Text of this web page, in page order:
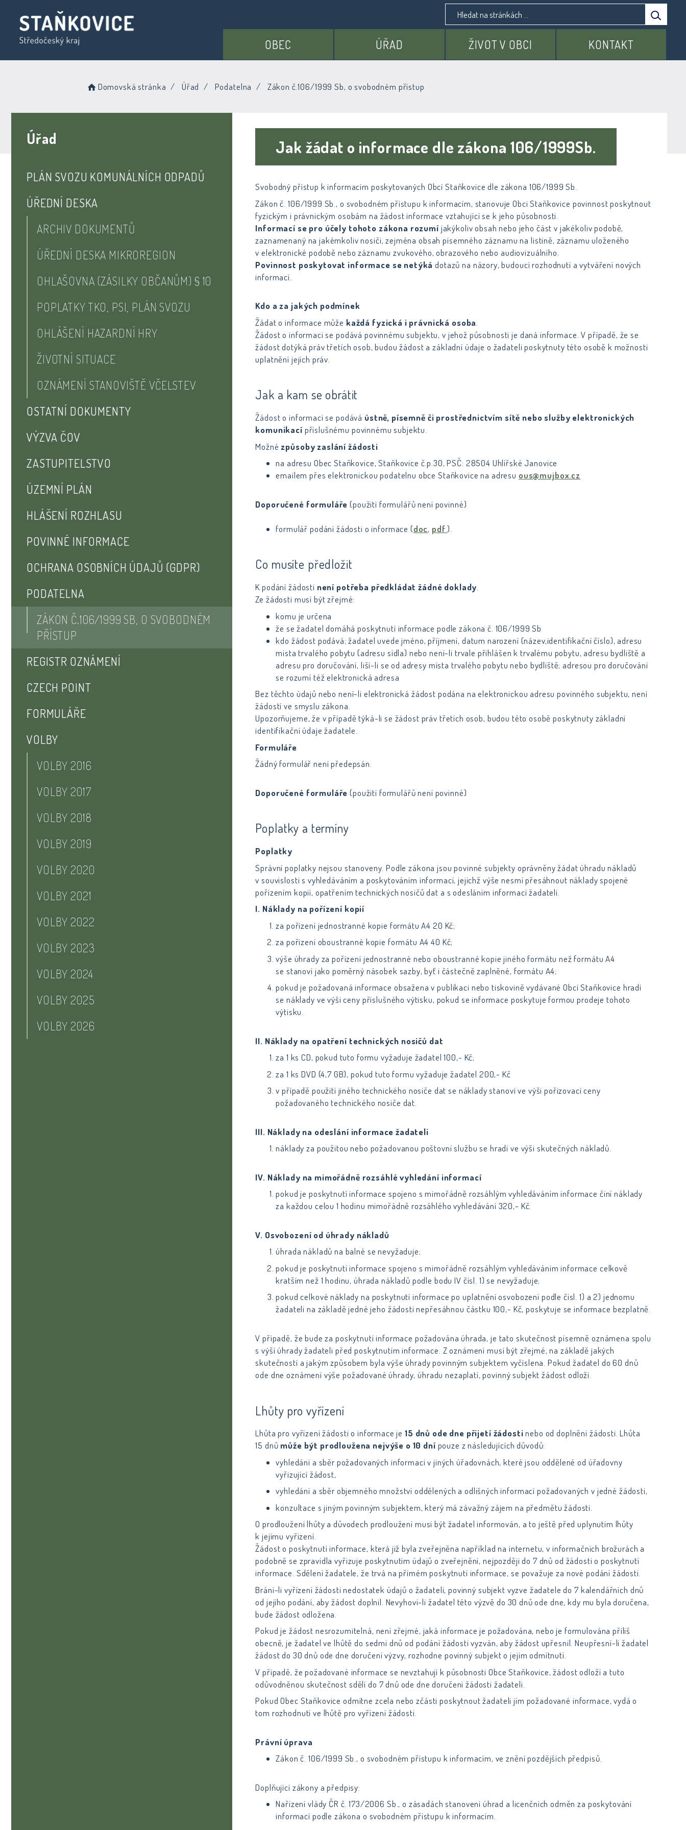
OBEC ÚŘAD ŽIVOT V OBCI KONTAKT
Domovská stránka Úřad Podatelna Zákon č.106/1999 Sb, o svobodném přístup
Úřad
PLÁN SVOZU KOMUNÁLNÍCH ODPADŮ
ÚŘEDNÍ DESKA
ARCHIV DOKUMENTŮ
ÚŘEDNÍ DESKA MIKROREGION
OHLAŠOVNA (ZÁSILKY OBČANŮM) § 10
POPLATKY TKO, PSI, PLÁN SVOZU
OHLÁŠENÍ HAZARDNÍ HRY
ŽIVOTNÍ SITUACE
OZNÁMENÍ STANOVIŠTĚ VČELSTEV
OSTATNÍ DOKUMENTY
VÝZVA ČOV
ZASTUPITELSTVO
ÚZEMNÍ PLÁN
HLÁŠENÍ ROZHLASU
POVINNÉ INFORMACE
OCHRANA OSOBNÍCH ÚDAJŮ (GDPR)
PODATELNA
ZÁKON Č.106/1999 SB, O SVOBODNÉM
PŘÍSTUP
REGISTR OZNÁMENÍ
CZECH POINT
FORMULÁŘE
VOLBY
VOLBY 2016
VOLBY 2017
VOLBY 2018
VOLBY 2019
VOLBY 2020
VOLBY 2021
VOLBY 2022
VOLBY 2023
VOLBY 2024
VOLBY 2025
VOLBY 2026
Jak žádat o informace dle zákona 106/1999Sb.
Svobodný přístup k informacím poskytovaných Obcí Staňkovice dle zákona 106/1999 Sb.
Zákon č. 106/1999 Sb., o svobodném přístupu k informacím, stanovuje Obci Staňkovice povinnost poskytnout
fyzickým i právnickým osobám na žádost informace vztahující se k jeho působnosti.
Informací se pro účely tohoto zákona rozumí jakýkoliv obsah nebo jeho část v jakékoliv podobě,
zaznamenaný na jakémkoliv nosiči, zejména obsah písemného záznamu na listině, záznamu uloženého
v elektronické podobě nebo záznamu zvukového, obrazového nebo audiovizuálního.
Povinnost poskytovat informace se netýká dotazů na názory, budoucí rozhodnutí a vytváření nových
informací.
Kdo a za jakých podmínek
Žádat o informace může každá fyzická i právnická osoba
Žádost o informaci se podává povinnému subjektu, v jehož působnosti je daná informace. V případě, že se
žádost dotýká práv třetích osob, budou žádost a základní údaje o žadateli poskytnuty této osobě k možnosti
uplatnění jejích práv.
Jak a kam se obrátit
Žádost o informaci se podává ústně, písemně či prostřednictvím sítě nebo služby elektronických
komunikací příslušnému povinnému subjektu.
Možné způsoby zaslání žádosti
na adresu Obec Staňkovice, Staňkovice č.p.30, PSČ: 28504 Uhlířské Janovice
emailem přes elektronickou podatelnu obce Staňkovice na adresu ous@mujbox.cz
Doporučené formuláře (použití formulářů není povinné)
formulář podání žádosti o informace (doc, pdf).
Co musíte předložit
K podání žádosti není potřeba předkládat žádné doklady
Ze žádosti musí být zřejmé:
komu je určena
že se žadatel domáhá poskytnutí informace podle zákona č. 106/1999 Sb
kdo žádost podává; žadatel uvede jméno, příjmení, datum narození (název,identifikační číslo), adresu
místa trvalého pobytu (adresu sídla) nebo není-li trvale přihlášen k trvalému pobytu, adresu bydliště a
adresu pro doručování, liší-li se od adresy místa trvalého pobytu nebo bydliště; adresou pro doručování
se rozumí též elektronická adresa
Bez těchto údajů nebo není-li elektronická žádost podána na elektronickou adresu povinného subjektu, není
žádostí ve smyslu zákona.
Upozorňujeme, že v případě týká-li se žádost práv třetích osob, budou této osobě poskytnuty základní
identifikační údaje žadatele.
Formuláře
Žádný formulář není předepsán.
Doporučené formuláře (použití formulářů není povinné)
Poplatky a termíny
Poplatky
Správní poplatky nejsou stanoveny. Podle zákona jsou povinné subjekty oprávněny žádat úhradu nákladů
v souvislosti s vyhledáváním a poskytováním informací, jejichž výše nesmí přesáhnout náklady spojené
pořízením kopií, opatřením technických nosičů dat a s odesláním informací žadateli.
I. Náklady na pořízení kopií
za pořízení jednostranné kopie formátu A4 20 Kč;
za pořízení oboustranné kopie formátu A4 40 Kč;
výše úhrady za pořízení jednostranné nebo oboustranné kopie jiného formátu než formátu A4
se stanoví jako poměrný násobek sazby, byť i částečně zaplněné, formátu A4;
pokud je požadovaná informace obsažena v publikaci nebo tiskovině vydávané Obcí Staňkovice hradí
se náklady ve výši ceny příslušného výtisku, pokud se informace poskytuje formou prodeje tohoto
výtisku.
II. Náklady na opatření technických nosičů dat
za 1 ks CD, pokud tuto formu vyžaduje žadatel 100,- Kč;
za 1 ks DVD (4,7 GB), pokud tuto formu vyžaduje žadatel 200,- Kč
v případě použití jiného technického nosiče dat se náklady stanoví ve výši pořizovací ceny
požadovaného technického nosiče dat.
III. Náklady na odeslání informace žadateli
náklady za použitou nebo požadovanou poštovní službu se hradí ve výši skutečných nákladů.
IV. Náklady na mimořádně rozsáhlé vyhledání informací
pokud je poskytnutí informace spojeno s mimořádně rozsáhlým vyhledáváním informace činí náklady
za každou celou 1 hodinu mimořádně rozsáhlého vyhledávání 320,- Kč.
V. Osvobození od úhrady nákladů
úhrada nákladů na balné se nevyžaduje;
pokud je poskytnutí informace spojeno s mimořádně rozsáhlým vyhledáváním informace celkově
kratším než 1 hodinu, úhrada nákladů podle bodu IV čísl. 1) se nevyžaduje;
pokud celkové náklady na poskytnutí informace po uplatnění osvobození podle čísl. 1) a 2) jednomu
žadateli na základě jedné jeho žádosti nepřesáhnou částku 100,- Kč, poskytuje se informace bezplatně.
V případě, že bude za poskytnutí informace požadována úhrada, je tato skutečnost písemně oznámena spolu
s výší úhrady žadateli před poskytnutím informace. Z oznámení musí být zřejmé, na základě jakých
skutečností a jakým způsobem byla výše úhrady povinným subjektem vyčíslena. Pokud žadatel do 60 dnů
ode dne oznámení výše požadované úhrady, úhradu nezaplatí, povinný subjekt žádost odloží.
Lhůty pro vyřízení
Lhůta pro vyřízení žádosti o informace je15 dnů ode dne přijetí žádostinebo od doplnění žádosti. Lhůta
15 dnů může být prodloužena nejvýše o 10 dní pouze z následujících důvodů:
vyhledání a sběr požadovaných informací v jiných úřadovnách, které jsou oddělené od úřadovny
vyřizující žádost,
vyhledání a sběr objemného množství oddělených a odlišných informací požadovaných v jedné žádosti,
konzultace s jiným povinným subjektem, který má závažný zájem na předmětu žádosti.
O prodloužení lhůty a důvodech prodloužení musí být žadatel informován, a to ještě před uplynutím lhůty
k jejímu vyřízení.
Žádost o poskytnutí informace, která již byla zveřejněna například na internetu, v informačních brožurách a
podobně se zpravidla vyřizuje poskytnutím údajů o zveřejnění, nejpozději do 7 dnů od žádosti o poskytnutí
informace. Sdělení žadatele, že trvá na přímém poskytnutí informace, se považuje za nové podání žádosti.
Brání-li vyřízení žádosti nedostatek údajů o žadateli, povinný subjekt vyzve žadatele do 7 kalendářních dnů
od jejího podání, aby žádost doplnil. Nevyhoví-li žadatel této výzvě do 30 dnů ode dne, kdy mu byla doručena,
bude žádost odložena.
Pokud je žádost nesrozumitelná, není zřejmé, jaká informace je požadována, nebo je formulována příliš
obecně, je žadatel ve lhůtě do sedmi dnů od podání žádosti vyzván, aby žádost upřesnil. Neupřesní-li žadatel
žádost do 30 dnů ode dne doručení výzvy, rozhodne povinný subjekt o jejím odmítnutí.
V případě, že požadované informace se nevztahují k působnosti Obce Staňkovice, žádost odloží a tuto
odůvodněnou skutečnost sdělí do 7 dnů ode dne doručení žádosti žadateli.
Pokud Obec Staňkovice odmítne zcela nebo zčásti poskytnout žadateli jím požadované informace, vydá o
tom rozhodnutí ve lhůtě pro vyřízení žádosti.
Právní úprava
Zákon č. 106/1999 Sb., o svobodném přístupu k informacím, ve znění pozdějších předpisů.
Doplňující zákony a předpisy:
Nařízení vlády ČR č. 173/2006 Sb., o zásadách stanovení úhrad a licenčních odměn za poskytování
informací podle zákona o svobodném přístupu k informacím.